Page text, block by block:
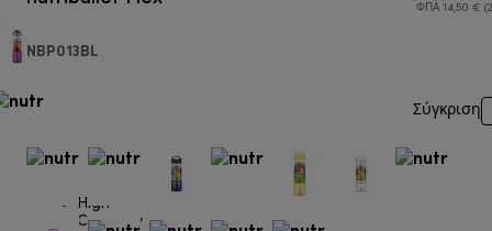
High
Capacity
NBP013BL
ΦΠΑ 14,50 €
Σύγκριση